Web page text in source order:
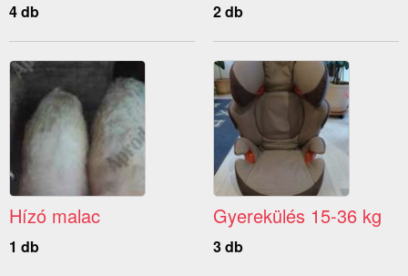
4 db 2 db
Hízó malac
1 db
Gyerekülés 15-36 kg
3 db